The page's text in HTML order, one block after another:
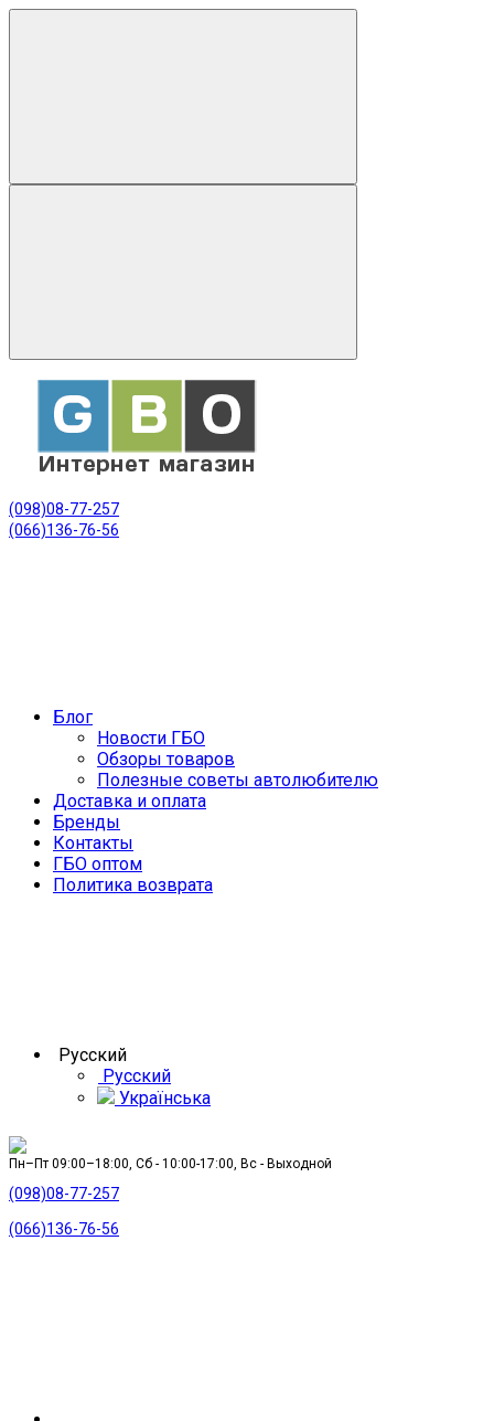
(098)08-77-257
(066)136-76-56
Блог
Новости ГБО
Обзоры товаров
Полезные советы автолюбителю
Доставка и оплата
Бренды
Контакты
ГБО оптом
Политика возврата
Русский
Русский
Українська
Пн–Пт 09:00–18:00, Сб - 10:00-17:00, Вс - Выходной
(098)08-77-257
(066)136-76-56